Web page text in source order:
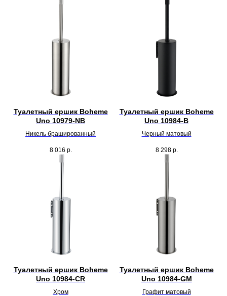
Туалетный ершик Boheme
Uno 10979-NB
Никель брашированный
8 016 р.
Туалетный ершик Boheme
Uno 10984-B
Черный матовый
8 298 р.
Туалетный ершик Boheme
Uno 10984-CR
Хром
Туалетный ершик Boheme
Uno 10984-GM
Графит матовый